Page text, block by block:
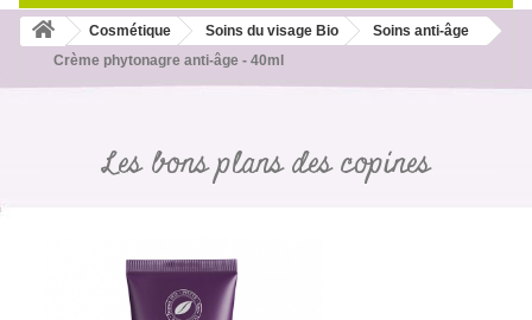
Cosmétique Soins du visage Bio
Soins anti-âge
Crème phytonagre anti-âge - 40ml
Les bons plans des copines